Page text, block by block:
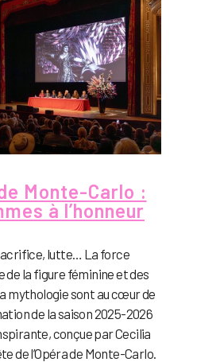
Monte-Carlo :
à l’honneur
lutte… La force
de la figure féminine et des
mythologie sont au cœur de
de la saison 2025-2026
conçue par Cecilia
de l’Opéra de Monte-Carlo.